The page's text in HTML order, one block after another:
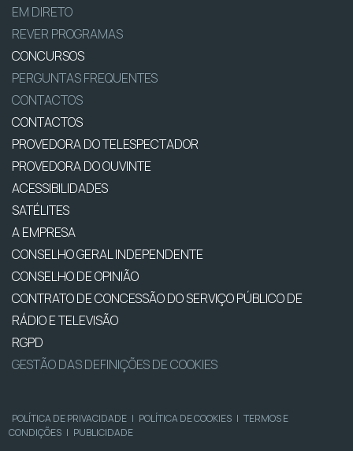
EM DIRETO
REVER PROGRAMAS
CONCURSOS
PERGUNTAS FREQUENTES
CONTACTOS
CONTACTOS
PROVEDORA DO TELESPECTADOR
PROVEDORA DO OUVINTE
ACESSIBILIDADES
SATÉLITES
A EMPRESA
CONSELHO GERAL INDEPENDENTE
CONSELHO DE OPINIÃO
CONTRATO DE CONCESSÃO DO SERVIÇO PÚBLICO DE
RÁDIO E TELEVISÃO
RGPD
GESTÃO DAS DEFINIÇÕES DE COOKIES
POLÍTICA DE PRIVACIDADE | POLÍTICA DE COOKIES | TERMOS E
CONDIÇÕES | PUBLICIDADE